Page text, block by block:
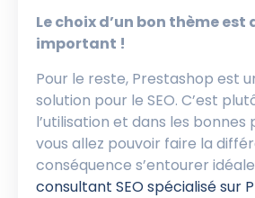
Le choix d’un bon thème est
important !
Pour le reste, Prestashop est
solution pour le SEO. C’est
l’utilisation et dans les bonnes
vous allez pouvoir faire la
conséquence s’entourer
consultant SEO spécialisé sur